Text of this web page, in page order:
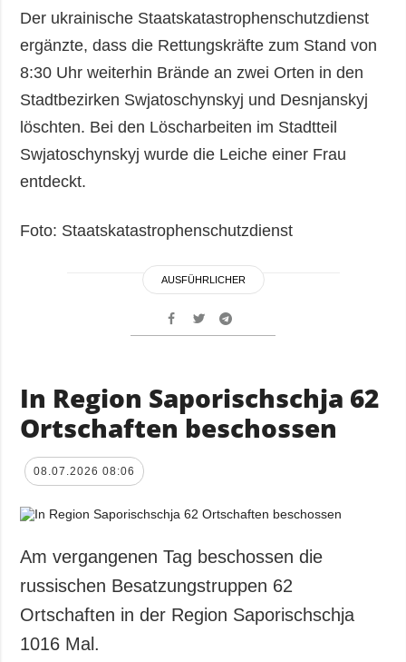
Der ukrainische Staatskatastrophenschutzdienst
ergänzte, dass die Rettungskräfte zum Stand von
8:30 Uhr weiterhin Brände an zwei Orten in den
Stadtbezirken Swjatoschynskyj und Desnjanskyj
löschten. Bei den Löscharbeiten im Stadtteil
Swjatoschynskyj wurde die Leiche einer Frau
entdeckt.
Foto: Staatskatastrophenschutzdienst
AUSFÜHRLICHER
In Region Saporischschja 62
Ortschaften beschossen
08.07.2026 08:06
Am vergangenen Tag beschossen die
russischen Besatzungstruppen 62
Ortschaften in der Region Saporischschja
1016 Mal.